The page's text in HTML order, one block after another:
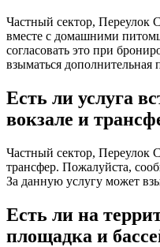
Частный сектор, Переулок
вместе с домашними
согласовать это при
взыматься дополнительная
Есть ли услуга
вокзале и
Частный сектор, Переулок
трансфер. Пожалуйста,
За данную услугу может
Есть ли на
площадка и